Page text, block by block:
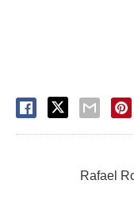
Rafael